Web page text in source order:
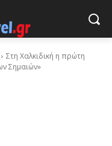
Στη Χαλκιδική η πρώτη
Σημαιών»